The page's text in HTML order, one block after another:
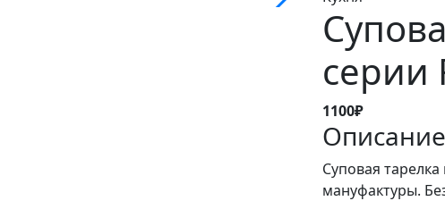
серии
1100₽
Описание
Суповая
мануфактуры.